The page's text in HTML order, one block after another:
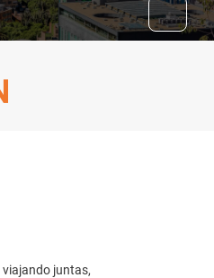
juntas,